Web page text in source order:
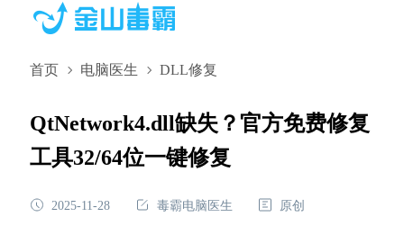
首页 电脑医生 DLL修复
QtNetwork4.dll缺失？官方免费修复
工具32/64位一键修复
2025-11-28 毒霸电脑医生 原创